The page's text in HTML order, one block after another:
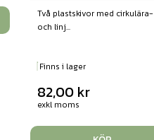
Två plastskivor med cirkulära-
och linj...
Finns i lager
82,00 kr
exkl moms